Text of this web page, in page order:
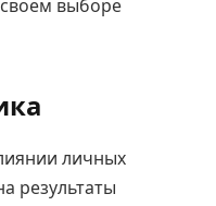
выборе
личных
результаты